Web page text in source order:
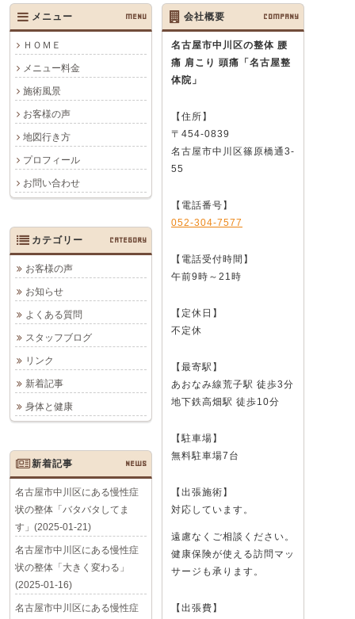
メニュー MENU
ＨＯＭＥ
メニュー料金
施術風景
お客様の声
地図行き方
プロフィール
お問い合わせ
会社概要 COMPANY
名古屋市中川区の整体 腰
痛 肩こり 頭痛 「名古屋整
体院」
【住所】
〒454-0839
名古屋市中川区篠原橋通3-
55
【電話番号】
052-304-7577
【電話受付時間】
午前9時～21時
【定休日】
不定休
【最寄駅】
あおなみ線荒子駅 徒歩3分
地下鉄高畑駅 徒歩10分
【駐車場】
無料駐車場7台
【出張施術】
対応しています。
遠慮なくご相談ください。
健康保険が使える訪問マッ
サージも承ります。
【出張費】
カテゴリー CATEGORY
お客様の声
お知らせ
よくある質問
スタッフブログ
リンク
新着記事
身体と健康
新着記事 NEWS
名古屋市中川区にある慢性症
状の整体「バタバタしてま
す」(2025-01-21)
名古屋市中川区にある慢性症
状の整体「大きく変わる」
(2025-01-16)
名古屋市中川区にある慢性症